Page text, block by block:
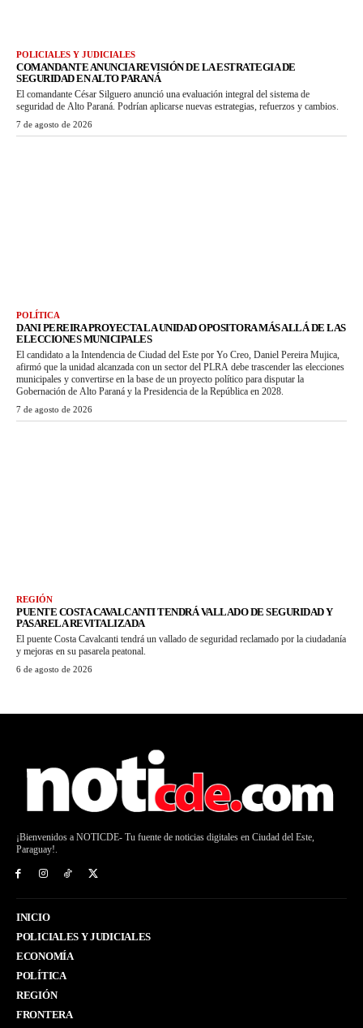
POLICIALES Y JUDICIALES
COMANDANTE ANUNCIA REVISIÓN DE LA ESTRATEGIA DE
SEGURIDAD EN ALTO PARANÁ
El comandante César Silguero anunció una evaluación integral del sistema de
seguridad de Alto Paraná. Podrían aplicarse nuevas estrategias, refuerzos y cambios.
7 de agosto de 2026
POLÍTICA
DANI PEREIRA PROYECTA LA UNIDAD OPOSITORA MÁS ALLÁ DE LAS
ELECCIONES MUNICIPALES
El candidato a la Intendencia de Ciudad del Este por Yo Creo, Daniel Pereira Mujica,
afirmó que la unidad alcanzada con un sector del PLRA debe trascender las elecciones
municipales y convertirse en la base de un proyecto político para disputar la
Gobernación de Alto Paraná y la Presidencia de la República en 2028.
7 de agosto de 2026
REGIÓN
PUENTE COSTA CAVALCANTI TENDRÁ VALLADO DE SEGURIDAD Y
PASARELA REVITALIZADA
El puente Costa Cavalcanti tendrá un vallado de seguridad reclamado por la ciudadanía
y mejoras en su pasarela peatonal.
6 de agosto de 2026
¡Bienvenidos a NOTICDE- Tu fuente de noticias digitales en Ciudad del Este,
Paraguay!.
INICIO
POLICIALES Y JUDICIALES
ECONOMÍA
POLÍTICA
REGIÓN
FRONTERA